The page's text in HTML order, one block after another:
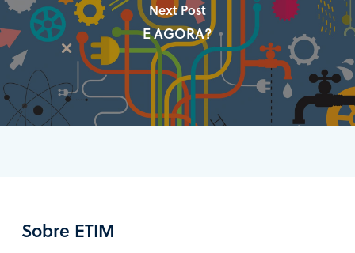
Next Post
E AGORA?
Sobre ETIM